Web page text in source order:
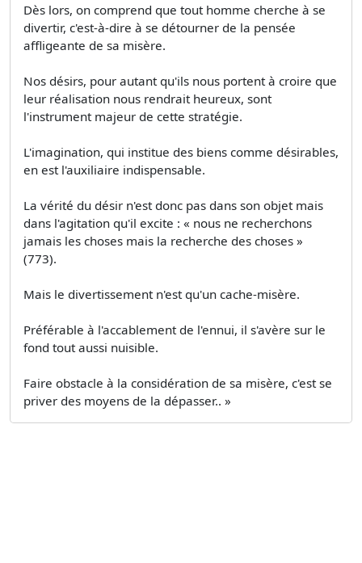
Dès lors, on comprend que tout homme cherche à se
divertir, c'est-à-dire à se détourner de la pensée
affligeante de sa misère.
Nos désirs, pour autant qu'ils nous portent à croire que
leur réalisation nous rendrait heureux, sont
l'instrument majeur de cette stratégie.
L'imagination, qui institue des biens comme désirables,
en est l'auxiliaire indispensable.
La vérité du désir n'est donc pas dans son objet mais
dans l'agitation qu'il excite : « nous ne recherchons
jamais les choses mais la recherche des choses »
(773).
Mais le divertissement n'est qu'un cache-misère.
Préférable à l'accablement de l'ennui, il s'avère sur le
fond tout aussi nuisible.
Faire obstacle à la considération de sa misère, c'est se
priver des moyens de la dépasser.. »